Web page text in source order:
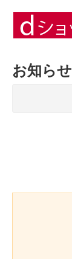
お知らせ